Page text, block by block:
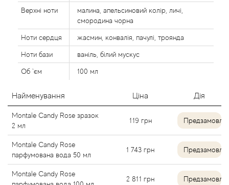
Верхні ноти
малина, апельсиновий колір, личі,
смородина чорна
Ноти сердця жасмин, конвалія, пачулі, троянда
Ноти бази ваніль, білий мускус
Об `єм 100 мл
Найменування Ціна Дія
Montale Candy Rose зразок
2 мл
119 грн
Montale Candy Rose
парфумована вода 50 мл
1 743 грн
Montale Candy Rose
2 811 грн
Agonist
Aigner
Aj Arabia (Widian)
Ajmal
Al Haramain
Al Jazeera
Alaia Paris